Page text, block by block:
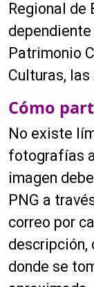
Regional de
Patrimonio
Culturas,
Cómo
No existe
fotografías
imagen
PNG a
correo por
descripción,
donde se